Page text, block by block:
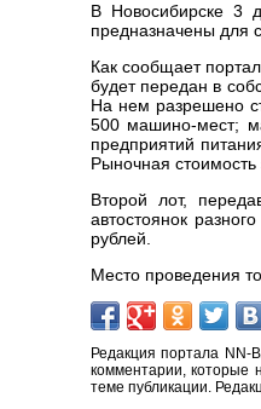
В Новосибирске 3
предназначены для
Как сообщает
будет передан в
На нем разрешено
500 машино-мест;
предприятий
Рыночная стоимость
Второй лот,
автостоянок
рублей.
Место проведения
Редакция портала NN-
комментарии, которые
теме публикации.